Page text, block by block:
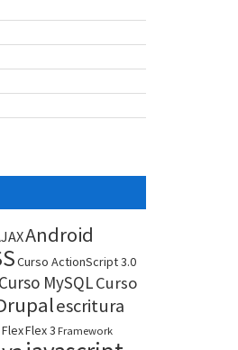
Android
Curso ActionScript 3.0
Curso MySQLCurso
escritura
FlexFlex 3 Framework